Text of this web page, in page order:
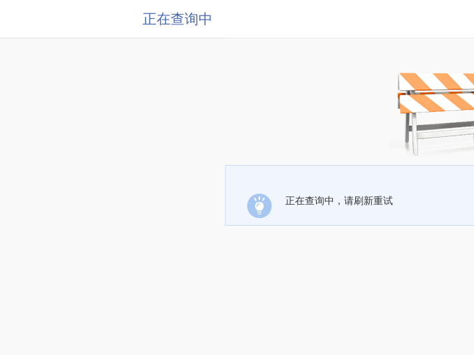
正在查询中
正在查询中，请刷新重试